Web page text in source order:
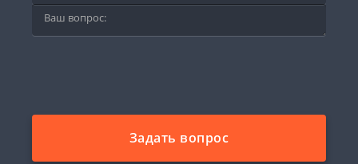
Задать вопрос